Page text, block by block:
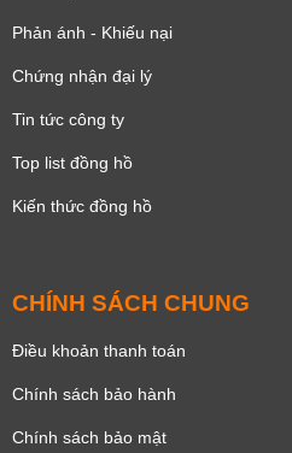
Phản ánh - Khiếu nại
Chứng nhận đại lý
Tin tức công ty
Top list đồng hồ
Kiến thức đồng hồ
CHÍNH SÁCH CHUNG
Điều khoản thanh toán
Chính sách bảo hành
Chính sách bảo mật